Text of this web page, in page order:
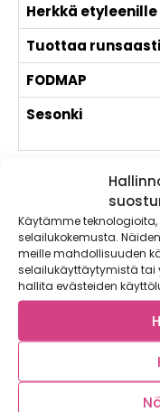
Käytämme
selailukokemusta.
meille mahdollisuuden
selailukäyttäytymistä tai
hallita evästeiden
Herkkä etyleenille
Tuottaa
FODMAP
Sesonki
Herkkävatsaisen
FODMAP-
fermentoituvat
ja polyolit. Nämä ovat
loytyy myös monista
marjoista. Kyseiset
vaan kulkeutuvat
tuottavat osalle
Soveltuu FODMAP-
Keltainen
Soveltuu FODMAP-